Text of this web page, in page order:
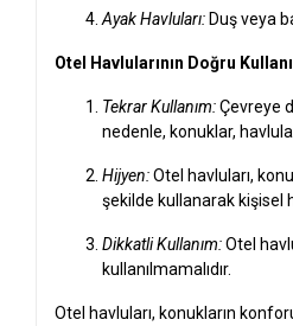
Ayak Havluları: Duş veya
Otel Havlularının Doğru
Tekrar Kullanım:Çevreye
nedenle, konuklar,
Hijyen:Otel havluları,
şekilde kullanarak kişisel
Dikkatli Kullanım:Otel
kullanılmamalıdır.
Otel havluları, konukların